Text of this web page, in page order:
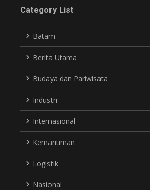
Category List
Batam
Berita Utama
Budaya dan Pariwisata
Industri
Internasional
Kemaritiman
Logistik
Nasional